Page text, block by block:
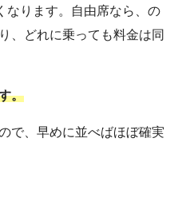
なります。自由席なら、の
、どれに乗っても料金は同
。
で、早めに並べばほぼ確実